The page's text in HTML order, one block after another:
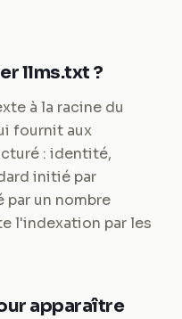
llms.txt ?
à la racine du
fournit aux
: identité,
initié par
un nombre
l'indexation par les
apparaître